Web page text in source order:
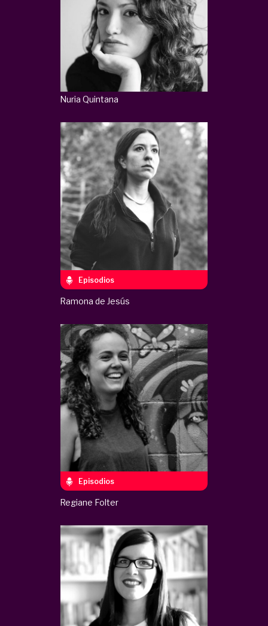
Nuria Quintana
Episodios
Ramona de Jesús
Episodios
Regiane Folter